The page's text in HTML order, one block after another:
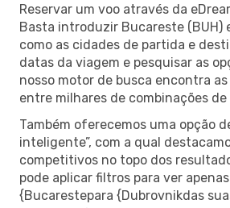
Reservar um voo através da
Basta introduzir Bucareste (BUH)
como as cidades de partida e
datas da viagem e pesquisar as
nosso motor de busca encontra
entre milhares de combinações de
Também oferecemos uma opção
inteligente”, com a qual
competitivos no topo dos
pode aplicar filtros para ver
{Bucarestepara {Dubrovnikdas